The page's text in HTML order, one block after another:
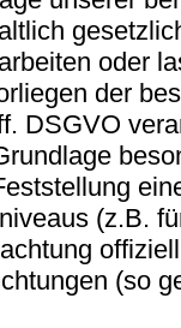
oder
der
DSGVO
(z.B.
(so